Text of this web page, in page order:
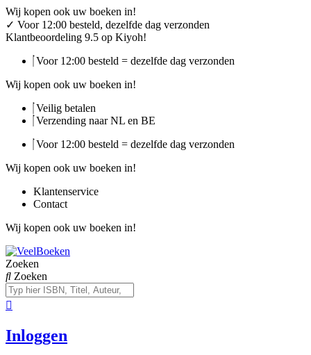
Ga
naar
de
Wij kopen ook uw boeken in!
✓ Voor 12:00 besteld, dezelfde dag verzonden
Klantbeoordeling 9.5 op Kiyoh!
Voor 12:00 besteld = dezelfde dag verzonden
Wij kopen ook uw boeken in!
Veilig betalen
Verzending naar NL en BE
Voor 12:00 besteld = dezelfde dag verzonden
Wij kopen ook uw boeken in!
Klantenservice
Contact
Wij kopen ook uw boeken in!
Zoeken
Zoeken
Inloggen